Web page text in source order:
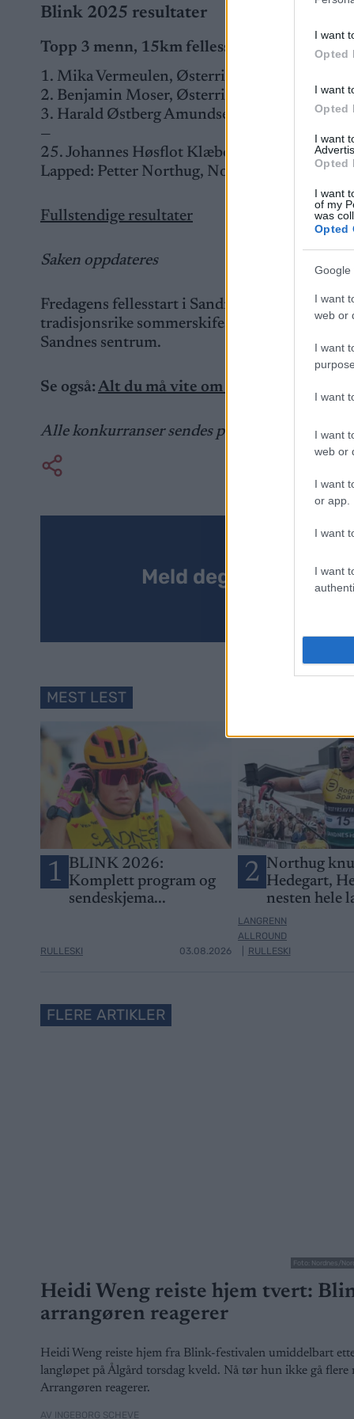
I want
Opted
I want
Opted
I want
Opted
I want
of my
was
Opted
Google
I want
web or
I want
I want
I want
web or
I want
or app.
I want
I want
Blink 2025 resultater
Topp 3 menn, 15km fellesstart
1. Mika Vermeulen, Østerrike, 29:24.5
2. Benjamin Moser, Østerrike, +2.1
3. Harald Østberg Amundsen, Norge, +2.7
—
25. Johannes Høsflot Klæbo, Norge, +2:08.0
Lapped: Petter Northug, Norge
Fullstendige resultater
Saken oppdateres
Fredagens fellesstart i Sandnes var nest
tradisjonsrike sommerskifestivalen med
Sandnes sentrum.
Se også: Alt du må vite om Blink-festivalen
Alle konkurranser sendes på NRK
Meld deg på vårt
MEST LEST
1 BLINK 2026:
Komplett program og
sendeskjema...
RULLESKI 03.08.2026
2 Northug
Hedegart,
nesten hele
LANGRENN
ALLROUND
RULLESKI
FLERE ARTIKLER
Foto: Nordnes/
Heidi Weng reiste hjem tvert:
arrangøren reagerer
Heidi Weng reiste hjem fra Blink-festivalen umiddelbart
langløpet på Ålgård torsdag kveld. Nå tør hun ikke gå flere
Arrangøren reagerer.
AV INGEBORG SCHEVE